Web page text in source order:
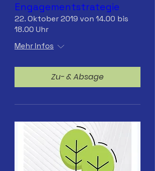
Engagementstrategie
22. Oktober 2019 von 14.00 bis
18.00 Uhr
Mehr Infos
Zu- & Absage